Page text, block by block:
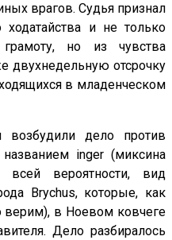
врагов. Судья признал
ходатайства и не только
но из чувства
двухнедельную отсрочку
в младенческом
возбудили дело против
inger (миксина
вероятности, вид
Brychus, которые, как
в Ноевом ковчеге
Дело разбиралось